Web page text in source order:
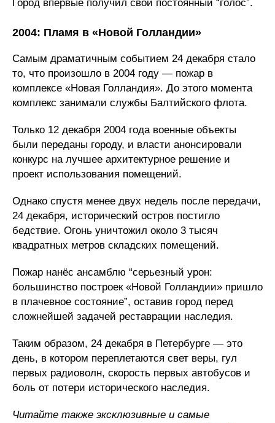
Город впервые получил свой постоянный “голос”.
2004: Пламя в «Новой Голландии»
Самым драматичным событием 24 декабря стало
то, что произошло в 2004 году — пожар в
комплексе «Новая Голландия». До этого момента
комплекс занимали службы Балтийского флота.
Только 12 декабря 2004 года военные объекты
были переданы городу, и власти анонсировали
конкурс на лучшее архитектурное решение и
проект использования помещений.
Однако спустя менее двух недель после передачи,
24 декабря, исторический остров постигло
бедствие. Огонь уничтожил около 3 тысяч
квадратных метров складских помещений.
Пожар нанёс ансамблю “серьезный урон:
большинство построек «Новой Голландии» пришло
в плачевное состояние”, оставив город перед
сложнейшей задачей реставрации наследия.
Таким образом, 24 декабря в Петербурге — это
день, в котором переплетаются свет веры, гул
первых радиоволн, скорость первых автобусов и
боль от потери исторического наследия.
Читайте также эксклюзивные и самые